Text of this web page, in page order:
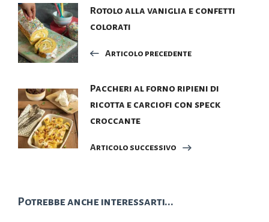
Navigazione
articoli
Rotolo alla vaniglia e confetti
colorati
Articolo precedente
Paccheri al forno ripieni di
ricotta e carciofi con speck
croccante
Articolo successivo
Potrebbe anche interessarti...